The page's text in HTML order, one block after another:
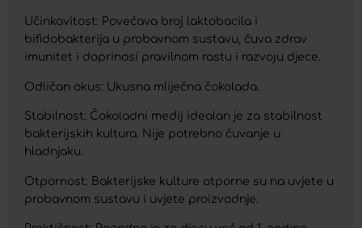
Učinkovitost: Povećava broj laktobacila i
bifidobakterija u probavnom sustavu, čuva zdrav
imunitet i doprinosi pravilnom rastu i razvoju djece.
Odličan okus: Ukusna mliječna čokolada.
Stabilnost: Čokoladni medij idealan je za stabilnost
bakterijskih kultura. Nije potrebno čuvanje u
hladnjaku.
Otpornost: Bakterijske kulture otporne su na uvjete u
probavnom sustavu i uvjete proizvodnje.